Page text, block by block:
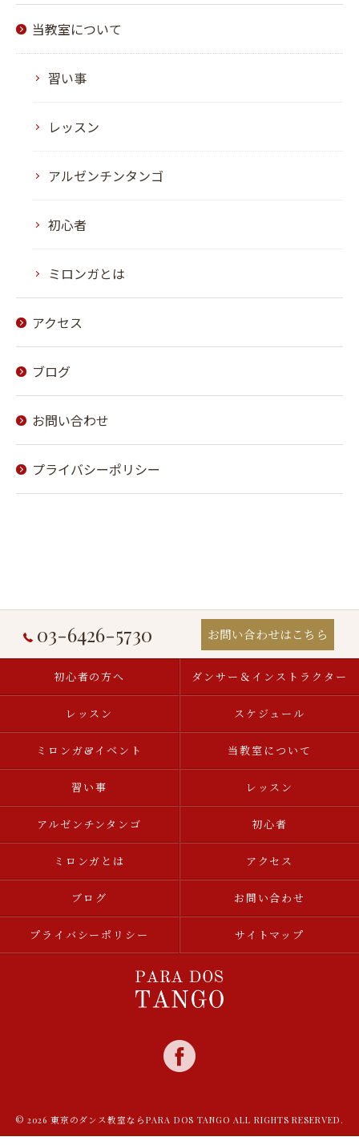
当教室について
習い事
レッスン
アルゼンチンタンゴ
初心者
ミロンガとは
アクセス
ブログ
お問い合わせ
プライバシーポリシー
03-6426-5730 お問い合わせはこちら
初心者の方へ ダンサー＆インストラクター
レッスン スケジュール
ミロンガ&イベント 当教室について
習い事 レッスン
アルゼンチンタンゴ 初心者
ミロンガとは アクセス
ブログ お問い合わせ
プライバシーポリシー サイトマップ
© 2026 東京のダンス教室ならPARA DOS TANGO ALL RIGHTS RESERVED.